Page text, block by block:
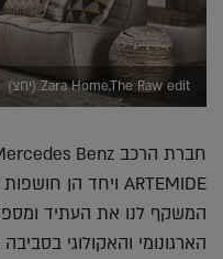
Zara Home,The Raw edit (יחצ)
ARTEMIDE ויחד הן חושפות את פרויקט התאורה
המשקף לנו את העתיד
הארגונומי והאקולוגי